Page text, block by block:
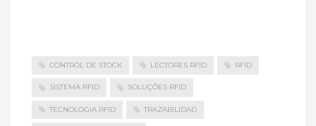
CONTROL DE STOCK LECTORES RFID RFID
SISTEMA RFID SOLUÇÕES RFID
TECNOLOGIA RFID TRAZABILIDAD